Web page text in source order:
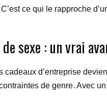
ce qui le rapproche
de sexe : un vrai
cadeaux d’entreprise
de genre. Avec